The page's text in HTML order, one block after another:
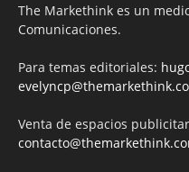
The Markethink es un
Comunicaciones.
Para temas editoriales:
Venta de espacios